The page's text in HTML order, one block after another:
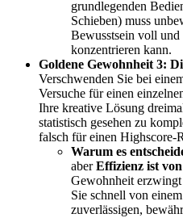
grundlegenden
Schieben) muss
Bewusstsein voll und
konzentrieren kann.
Goldene Gewohnheit 3:
Verschwenden Sie bei
Versuche für einen
Ihre kreative Lösung
statistisch gesehen zu
falsch für einen Highscore-
Warum es
aberEffizienz ist
Gewohnheit
Sie schnell von
zuverlässigen,